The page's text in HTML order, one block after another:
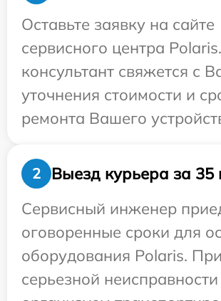
Оставьте заявку на сайте
сервисного центра
консультант свяжется с
уточнения стоимости и
ремонта Вашего
2
Выезд курьера за 35
Сервисный инженер
оговоренные сроки для
оборудования Polaris. При
серьезной